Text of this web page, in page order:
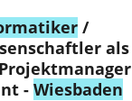
/
als
- Wiesbaden